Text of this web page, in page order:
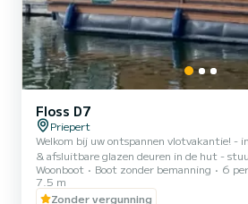
Floss D7
Priepert
Welkom bij uw ontspannen vlotvakantie! -
& afsluitbare glazen deuren in de hut -
toilet met vaste toilet & wastafel - 250l
afvalwatertank - keuken met koelkast,
aansluiting en 230V walstroomaansluiting -
Woonboot Boot zonder bemanning 6
7.5 m
Zonder vergunning